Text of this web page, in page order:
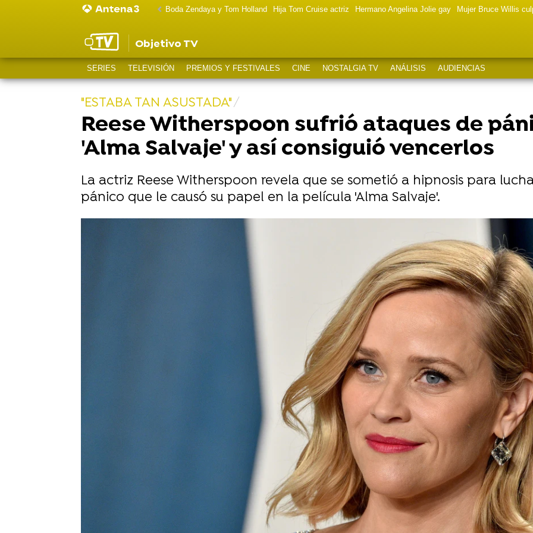
Boda Zendaya y Tom Holland Hija Tom Cruise actriz Hermano Angelina Jolie gay Mujer Bruce Willis
Objetivo TV
SERIES TELEVISIÓN PREMIOS Y FESTIVALES CINE NOSTALGIA TV ANÁLISIS AUDIENCIAS
"ESTABA TAN ASUSTADA"
Reese Witherspoon sufrió ataques de
'Alma Salvaje' y así consiguió vencerlos
La actriz Reese Witherspoon revela que se sometió a hipnosis para
pánico que le causó su papel en la película 'Alma Salvaje'.
WhatsappFacebook
X
La actriz Reese Witherspoon
tiene una larga
carrera cinematográfica. Actualmente trabaja en la
serie 'The Morining Show', que
recientemente
lanzó el tráiler de la segunda temporada